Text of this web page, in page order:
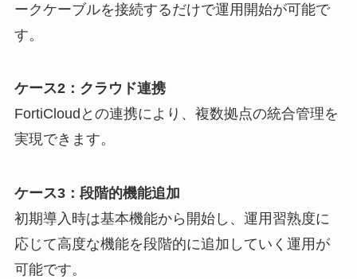
ークケーブルを接続するだけで運用開始が可能で
す。
ケース2：クラウド連携
FortiCloudとの連携により、複数拠点の統合管理を
実現できます。
ケース3：段階的機能追加
初期導入時は基本機能から開始し、運用習熟度に
応じて高度な機能を段階的に追加していく運用が
可能です。